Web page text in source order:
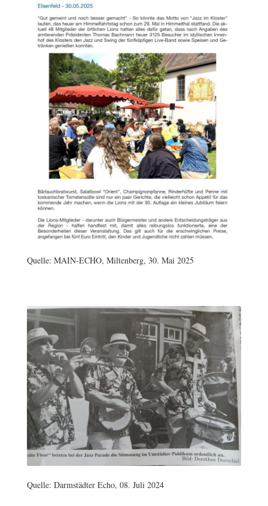
Quelle: MAIN-ECHO, Miltenberg, 30. Mai 2025
Quelle: Darmstädter Echo, 08. Juli 2024